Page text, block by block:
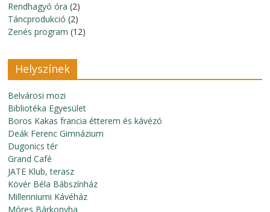
Rendhagyó óra (2)
Táncprodukció (2)
Zenés program (12)
Helyszínek
Belvárosi mozi
Bibliotéka Egyesület
Boros Kakas francia étterem és kávézó
Deák Ferenc Gimnázium
Dugonics tér
Grand Café
JATE Klub, terasz
Kövér Béla Bábszínház
Millenniumi Kávéház
Móres Bárkonyha